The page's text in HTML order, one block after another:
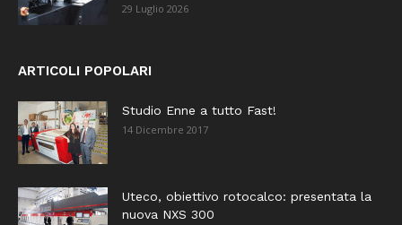
29 Luglio 2026
ARTICOLI POPOLARI
Studio Enne a tutto Fast!
14 Dicembre 2017
Uteco, obiettivo rotocalco: presentata la
nuova NXS 300